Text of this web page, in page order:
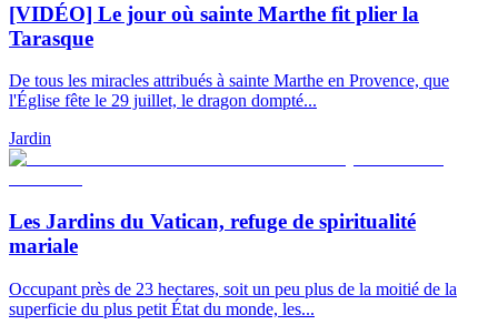
[VIDÉO] Le jour où sainte Marthe fit plier la
Tarasque
De tous les miracles attribués à sainte Marthe en Provence, que
l'Église fête le 29 juillet, le dragon dompté...
Jardin
Les Jardins du Vatican, refuge de spiritualité
mariale
Occupant près de 23 hectares, soit un peu plus de la moitié de la
superficie du plus petit État du monde, les...